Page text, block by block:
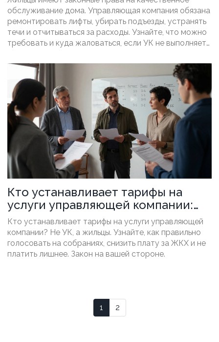
обслуживание дома. Управляющая компания обязана
ремонтировать лифты, убирать подъезды, устранять
течи и отчитываться за расходы. Узнайте, что можно
требовать и куда жаловаться, если УК не выполняет
Кто устанавливает тарифы на
услуги управляющей компании:
кто решает, сколько платить за
содержание дома
Кто устанавливает тарифы на услуги управляющей
компании? Не УК, а жильцы. Узнайте, как правильно
голосовать на собраниях, снизить плату за ЖКХ и не
платить лишнее. Закон на вашей стороне.
1 2